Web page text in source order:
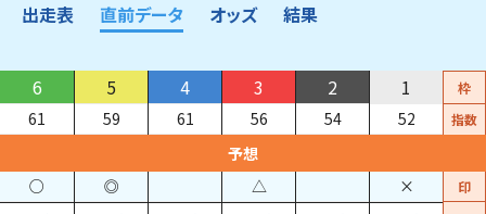
出走表 直前データ オッズ 結果
枠
1
2
3
4
5
6
指数
52
54
56
61
59
61
予想
印
×
△
◎
○